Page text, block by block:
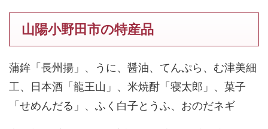
山陽小野田市の特産品
蒲鉾「長州揚」、うに、醤油、てんぷら、む津美細
工、日本酒「龍王山」、米焼酎「寝太郎」、菓子
「せめんだる」、ふく白子とうふ、おのだネギ